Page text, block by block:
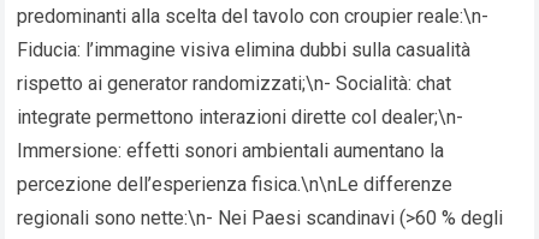
predominanti alla scelta del tavolo con croupier reale:\n-
Fiducia: l’immagine visiva elimina dubbi sulla casualità
rispetto ai generator randomizzati;\n- Socialità: chat
integrate permettono interazioni dirette col dealer;\n-
Immersione: effetti sonori ambientali aumentano la
percezione dell’esperienza fisica.\n\nLe differenze
regionali sono nette:\n- Nei Paesi scandinavi (>60 % degli